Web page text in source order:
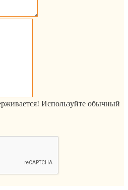
Используйте обычный